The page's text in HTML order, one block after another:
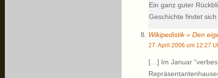
Ein ganz guter
Geschichte findet
Wikipedistik » Den
27. April 2006 um 12:27
[…] Im Januar